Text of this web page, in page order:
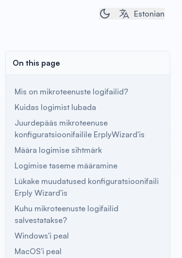
Toggle dark/light
Estonian
On this page
Mis on mikroteenuste logifailid?
Kuidas logimist lubada
Juurdepääs mikroteenuse
konfiguratsioonifailile ErplyWizard'is
Määra logimise sihtmärk
Logimise taseme määramine
Lükake muudatused konfiguratsioonifaili
Erply Wizard'is
Kuhu mikroteenuste logifailid
salvestatakse?
Windows'i peal
MacOS'i peal